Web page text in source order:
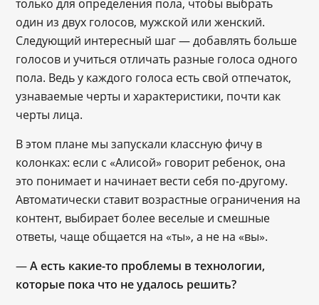
только для определения пола, чтобы выбрать
один из двух голосов, мужской или женский.
Следующий интересный шаг ― добавлять больше
голосов и учиться отличать разные голоса одного
пола. Ведь у каждого голоса есть свой отпечаток,
узнаваемые черты и характеристики, почти как
черты лица.
В этом плане мы запускали классную фичу в
колонках: если с «Алисой» говорит ребенок, она
это понимает и начинает вести себя по-другому.
Автоматически ставит возрастные ограничения на
контент, выбирает более веселые и смешные
ответы, чаще общается на «ты», а не на «вы».
―А есть какие-то проблемы в технологии,
которые пока что не удалось решить?